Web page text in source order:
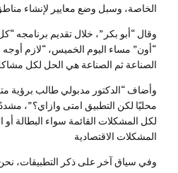
الخاصة، وسبل وضع معايير لإنشاء
وقال “أبو بكر”، خلال تقديم برنامجه
“أون” مساء اليوم الخميس، “لازم أوجه
الصناعة ثم الصناعة هي الحل لكل
وأضاف “الدكتور مدبولي طالب برؤية
محليًا لكن التطبيق امتى وازاي؟”،
لكل المشكلات القائمة سواء البطالة أو
المشكلات الاقتصادية
وفي سياق آخر على ذكر التطبيقات،